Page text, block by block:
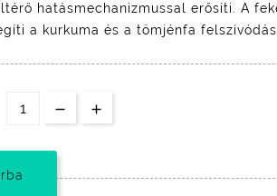
hatásmechanizmussal erősíti. A
a kurkuma és a tömjénfa